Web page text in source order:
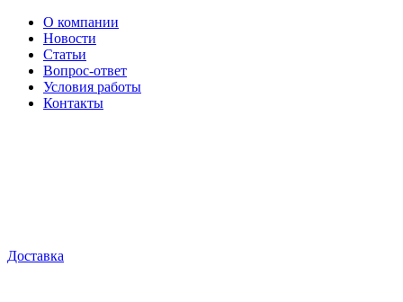
О компании
Новости
Статьи
Вопрос-ответ
Условия работы
Контакты
Доставка